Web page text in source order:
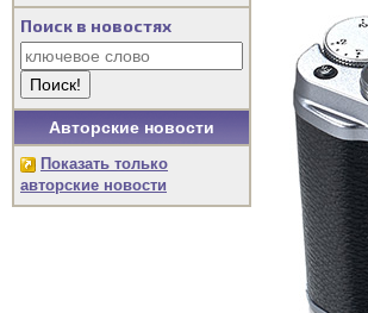
Поиск в новостях
Авторские новости
Показать только
авторские новости